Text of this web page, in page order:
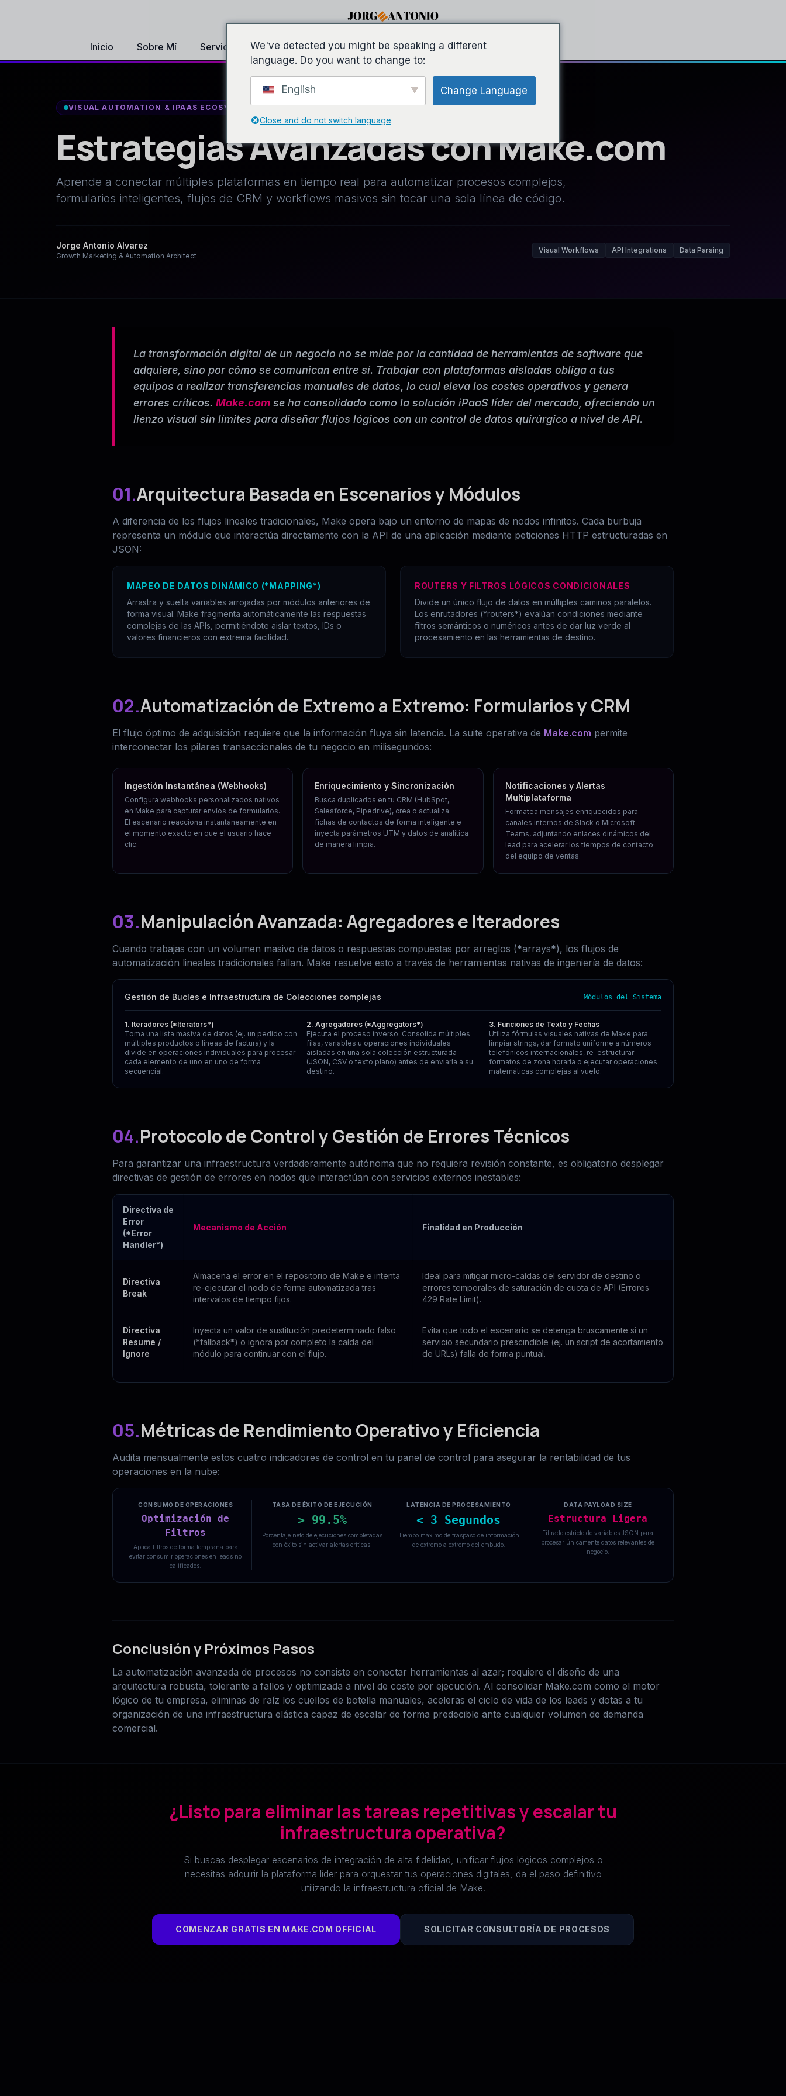
Inicio Sobre Mí Servicios Casos De Éxito Blog Recursos
VISUAL AUTOMATION & IPAAS ECOSYTEM
Estrategias Avanzadas con Make.com
Aprende a conectar múltiples plataformas en tiempo real para automatizar procesos complejos,
formularios inteligentes, flujos de CRM y workflows masivos sin tocar una sola línea de código.
Jorge Antonio Alvarez
Growth Marketing & Automation Architect
Visual Workflows API Integrations Data Parsing
La transformación digital de un negocio no se mide por la cantidad de herramientas de software que
adquiere, sino por cómo se comunican entre sí. Trabajar con plataformas aisladas obliga a tus
equipos a realizar transferencias manuales de datos, lo cual eleva los costes operativos y genera
errores críticos. Make.com se ha consolidado como la solución iPaaS líder del mercado, ofreciendo un
lienzo visual sin límites para diseñar flujos lógicos con un control de datos quirúrgico a nivel de API.
01.Arquitectura Basada en Escenarios y Módulos
A diferencia de los flujos lineales tradicionales, Make opera bajo un entorno de mapas de nodos infinitos. Cada burbuja
representa un módulo que interactúa directamente con la API de una aplicación mediante peticiones HTTP estructuradas en
JSON:
MAPEO DE DATOS DINÁMICO (*MAPPING*)
Arrastra y suelta variables arrojadas por módulos anteriores de
forma visual. Make fragmenta automáticamente las respuestas
complejas de las APIs, permitiéndote aislar textos, IDs o
valores financieros con extrema facilidad.
ROUTERS Y FILTROS LÓGICOS CONDICIONALES
Divide un único flujo de datos en múltiples caminos paralelos.
Los enrutadores (*routers*) evalúan condiciones mediante
filtros semánticos o numéricos antes de dar luz verde al
procesamiento en las herramientas de destino.
02.Automatización de Extremo a Extremo: Formularios y CRM
El flujo óptimo de adquisición requiere que la información fluya sin latencia. La suite operativa de Make.com permite
interconectar los pilares transaccionales de tu negocio en milisegundos:
Ingestión Instantánea (Webhooks)
Configura webhooks personalizados nativos
en Make para capturar envíos de formularios.
El escenario reacciona instantáneamente en
el momento exacto en que el usuario hace
clic.
Enriquecimiento y Sincronización
Busca duplicados en tu CRM (HubSpot,
Salesforce, Pipedrive), crea o actualiza
fichas de contactos de forma inteligente e
inyecta parámetros UTM y datos de analítica
de manera limpia.
Notificaciones y Alertas
Multiplataforma
Formatea mensajes enriquecidos para
canales internos de Slack o Microsoft
Teams, adjuntando enlaces dinámicos del
lead para acelerar los tiempos de contacto
del equipo de ventas.
03.Manipulación Avanzada: Agregadores e Iteradores
Cuando trabajas con un volumen masivo de datos o respuestas compuestas por arreglos (*arrays*), los flujos de
automatización lineales tradicionales fallan. Make resuelve esto a través de herramientas nativas de ingeniería de datos:
Gestión de Bucles e Infraestructura de Colecciones complejas Módulos del Sistema
1. Iteradores (*Iterators*)
Toma una lista masiva de datos (ej. un pedido con
múltiples productos o líneas de factura) y la
divide en operaciones individuales para procesar
cada elemento de uno en uno de forma
secuencial.
2. Agregadores (*Aggregators*)
Ejecuta el proceso inverso. Consolida múltiples
filas, variables u operaciones individuales
aisladas en una sola colección estructurada
(JSON, CSV o texto plano) antes de enviarla a su
destino.
3. Funciones de Texto y Fechas
Utiliza fórmulas visuales nativas de Make para
limpiar strings, dar formato uniforme a números
telefónicos internacionales, re-estructurar
formatos de zona horaria o ejecutar operaciones
matemáticas complejas al vuelo.
04.Protocolo de Control y Gestión de Errores Técnicos
Para garantizar una infraestructura verdaderamente autónoma que no requiera revisión constante, es obligatorio desplegar
directivas de gestión de errores en nodos que interactúan con servicios externos inestables:
Directiva de
Error
(*Error
Handler*)
Mecanismo de Acción Finalidad en Producción
Directiva
Break
Almacena el error en el repositorio de Make e intenta
re-ejecutar el nodo de forma automatizada tras
intervalos de tiempo fijos.
Ideal para mitigar micro-caídas del servidor de destino o
errores temporales de saturación de cuota de API (Errores
429 Rate Limit).
Directiva
Resume /
Ignore
Inyecta un valor de sustitución predeterminado falso
(*fallback*) o ignora por completo la caída del
módulo para continuar con el flujo.
Evita que todo el escenario se detenga bruscamente si un
servicio secundario prescindible (ej. un script de acortamiento
de URLs) falla de forma puntual.
05.Métricas de Rendimiento Operativo y Eficiencia
Audita mensualmente estos cuatro indicadores de control en tu panel de control para asegurar la rentabilidad de tus
operaciones en la nube:
CONSUMO DE OPERACIONES
Optimización de
Filtros
Aplica filtros de forma temprana para
evitar consumir operaciones en leads no
calificados.
TASA DE ÉXITO DE EJECUCIÓN
> 99.5%
Porcentaje neto de ejecuciones completadas
con éxito sin activar alertas críticas.
LATENCIA DE PROCESAMIENTO
< 3 Segundos
Tiempo máximo de traspaso de información
de extremo a extremo del embudo.
DATA PAYLOAD SIZE
Estructura Ligera
Filtrado estricto de variables JSON para
procesar únicamente datos relevantes de
negocio.
Conclusión y Próximos Pasos
La automatización avanzada de procesos no consiste en conectar herramientas al azar; requiere el diseño de una
arquitectura robusta, tolerante a fallos y optimizada a nivel de coste por ejecución. Al consolidar Make.com como el motor
lógico de tu empresa, eliminas de raíz los cuellos de botella manuales, aceleras el ciclo de vida de los leads y dotas a tu
organización de una infraestructura elástica capaz de escalar de forma predecible ante cualquier volumen de demanda
comercial.
¿Listo para eliminar las tareas repetitivas y escalar tu
infraestructura operativa?
Si buscas desplegar escenarios de integración de alta fidelidad, unificar flujos lógicos complejos o
necesitas adquirir la plataforma líder para orquestar tus operaciones digitales, da el paso definitivo
utilizando la infraestructura oficial de Make.
COMENZAR GRATIS EN MAKE.COM OFFICIAL SOLICITAR CONSULTORÍA DE PROCESOS
We've detected you might be speaking a different
language. Do you want to change to:
English Change Language
Close and do not switch language